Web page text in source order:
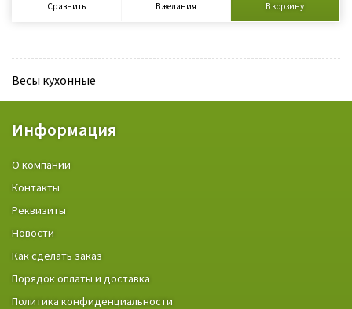
Сравнить В желания В корзину
Весы кухонные
Информация
О компании
Контакты
Реквизиты
Новости
Как сделать заказ
Порядок оплаты и доставка
Политика конфиденциальности